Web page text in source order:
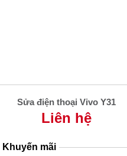
Sửa điện thoại Vivo Y31
Liên hệ
Khuyến mãi